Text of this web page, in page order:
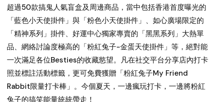
超過50款搞鬼人氣盲盒及周邊商品，當中包括香港首度曝光的
「藍色小天使掛件」與「粉色小天使掛件」、如心廣場限定的
「精神系列」掛件、好運中心獨家專賣的「黑黑系列」大熱單
品、網絡討論度極高的「粉紅兔子-金蛋天使掛件」等，絕對能
一次滿足各位Besties的收藏慾望。凡在社交平台分享店內打卡
照並標註活動標籤，更可免費獲贈「粉紅兔子My Friend
Rabbit限量打卡棒」。今個夏天，一邊瘋玩打卡，一邊將粉紅
兔子的搞笑能量統統帶走！